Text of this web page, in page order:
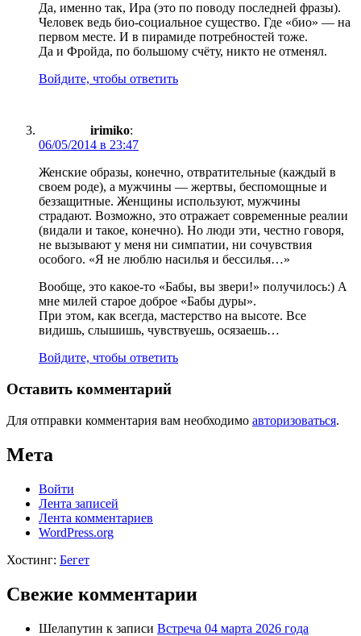
Да, именно так, Ира (это по поводу последней фразы).
Человек ведь био-социальное существо. Где «био» — на
первом месте. И в пирамиде потребностей тоже.
Да и Фройда, по большому счёту, никто не отменял.
Войдите, чтобы ответить
irimiko:
06/05/2014 в 23:47
Женские образы, конечно, отвратительные (каждый в
своем роде), а мужчины — жертвы, беспомощные и
беззащитные. Женщины используют, мужчины
страдают. Возможно, это отражает современные реалии
(видали и такое, конечно). Но люди эти, честно говоря,
не вызывают у меня ни симпатии, ни сочувствия
особого. «Я не люблю насилья и бессилья…»
Вообще, это какое-то «Бабы, вы звери!» получилось:) А
мне милей старое доброе «Бабы дуры».
При этом, как всегда, мастерство на высоте. Все
видишь, слышишь, чувствуешь, осязаешь…
Войдите, чтобы ответить
Оставить комментарий
Для отправки комментария вам необходимо авторизоваться.
Мета
Войти
Лента записей
Лента комментариев
WordPress.org
Хостинг: Бегет
Свежие комментарии
Шелапутин к записи Встреча 04 марта 2026 года